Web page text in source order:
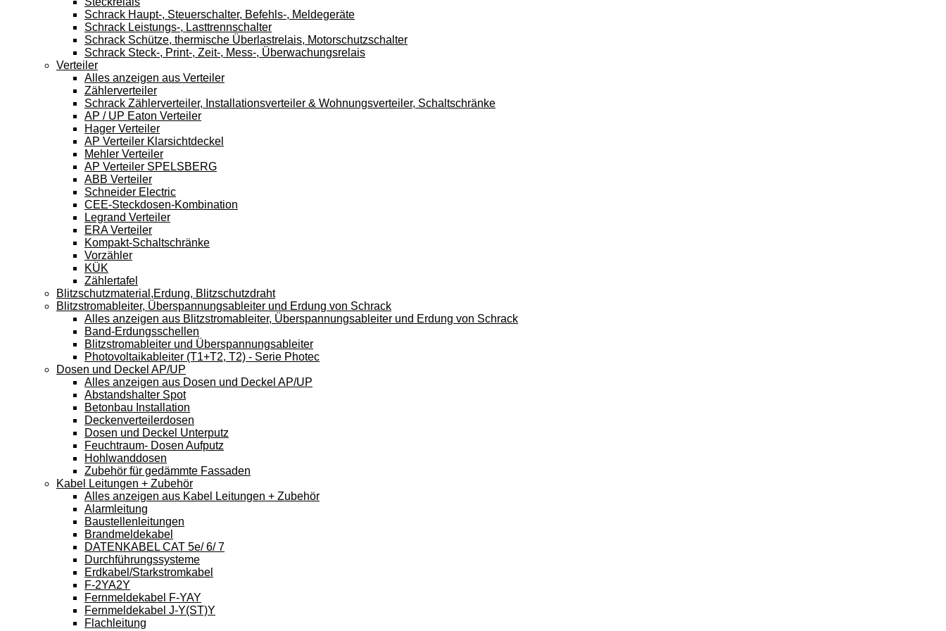
Schrack Haupt-, Steuerschalter, Befehls-, Meldegeräte
Schrack Leistungs-, Lasttrennschalter
Schrack Schütze, thermische Überlastrelais, Motorschutzschalter
Schrack Steck-, Print-, Zeit-, Mess-, Überwachungsrelais
Verteiler
Alles anzeigen aus Verteiler
Zählerverteiler
Schrack Zählerverteiler, Installationsverteiler & Wohnungsverteiler, Schaltschränke
AP / UP Eaton Verteiler
Hager Verteiler
AP Verteiler Klarsichtdeckel
Mehler Verteiler
AP Verteiler SPELSBERG
ABB Verteiler
Schneider Electric
CEE-Steckdosen-Kombination
Legrand Verteiler
ERA Verteiler
Kompakt-Schaltschränke
Vorzähler
KÜK
Zählertafel
Blitzschutzmaterial,Erdung, Blitzschutzdraht
Blitzstromableiter, Überspannungsableiter und Erdung von Schrack
Alles anzeigen aus Blitzstromableiter, Überspannungsableiter und Erdung von Schrack
Band-Erdungsschellen
Blitzstromableiter und Überspannungsableiter
Photovoltaikableiter (T1+T2, T2) - Serie Photec
Dosen und Deckel AP/UP
Alles anzeigen aus Dosen und Deckel AP/UP
Abstandshalter Spot
Betonbau Installation
Deckenverteilerdosen
Dosen und Deckel Unterputz
Feuchtraum- Dosen Aufputz
Hohlwanddosen
Zubehör für gedämmte Fassaden
Kabel Leitungen + Zubehör
Alles anzeigen aus Kabel Leitungen + Zubehör
Alarmleitung
Baustellenleitungen
Brandmeldekabel
DATENKABEL CAT 5e/ 6/ 7
Durchführungssysteme
Erdkabel/Starkstromkabel
F-2YA2Y
Fernmeldekabel F-YAY
Fernmeldekabel J-Y(ST)Y
Flachleitung